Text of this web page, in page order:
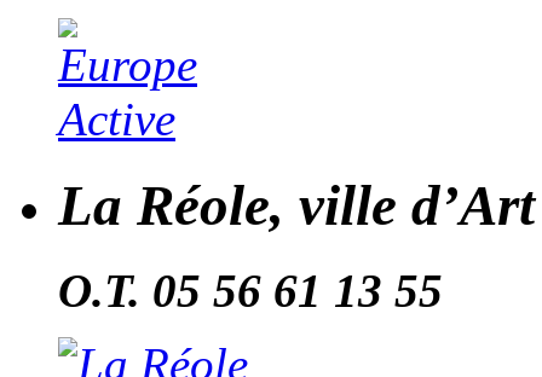
La Réole, ville
O.T. 05 56 61 13 55